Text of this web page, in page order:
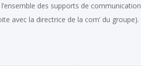
des supports de communication
avec la directrice de la com’ du groupe).